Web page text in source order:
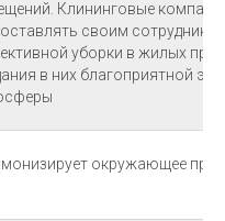
Клининговые
своим
уборки в жилых
в них благоприятной
окружающее